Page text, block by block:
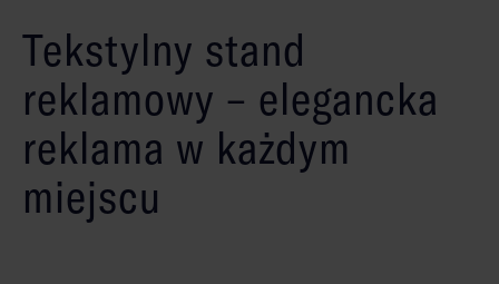
Tekstylny stand
reklamowy – elegancka
reklama w każdym
miejscu